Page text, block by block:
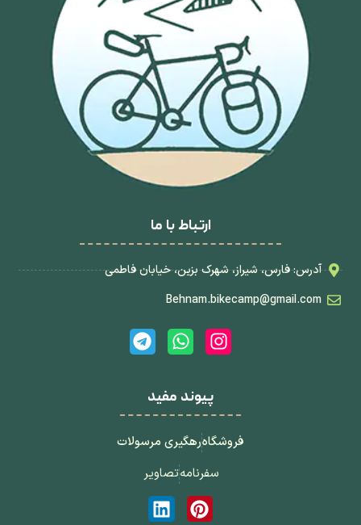
ارتباط با ما
آدرس: فارس، شیراز، شهرک بزین، خیابان فاطمی
Behnam.bikecamp@gmail.com
پیوند مفید
فروشگاهرهگیری مرسولات
سفرنامهتصاویر